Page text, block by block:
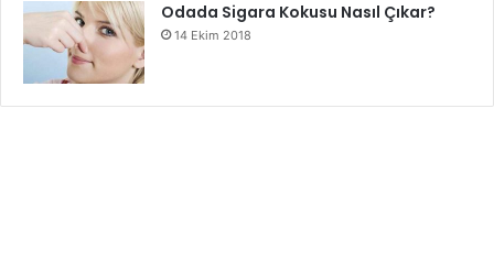
Odada Sigara Kokusu Nasıl Çıkar?
14 Ekim 2018